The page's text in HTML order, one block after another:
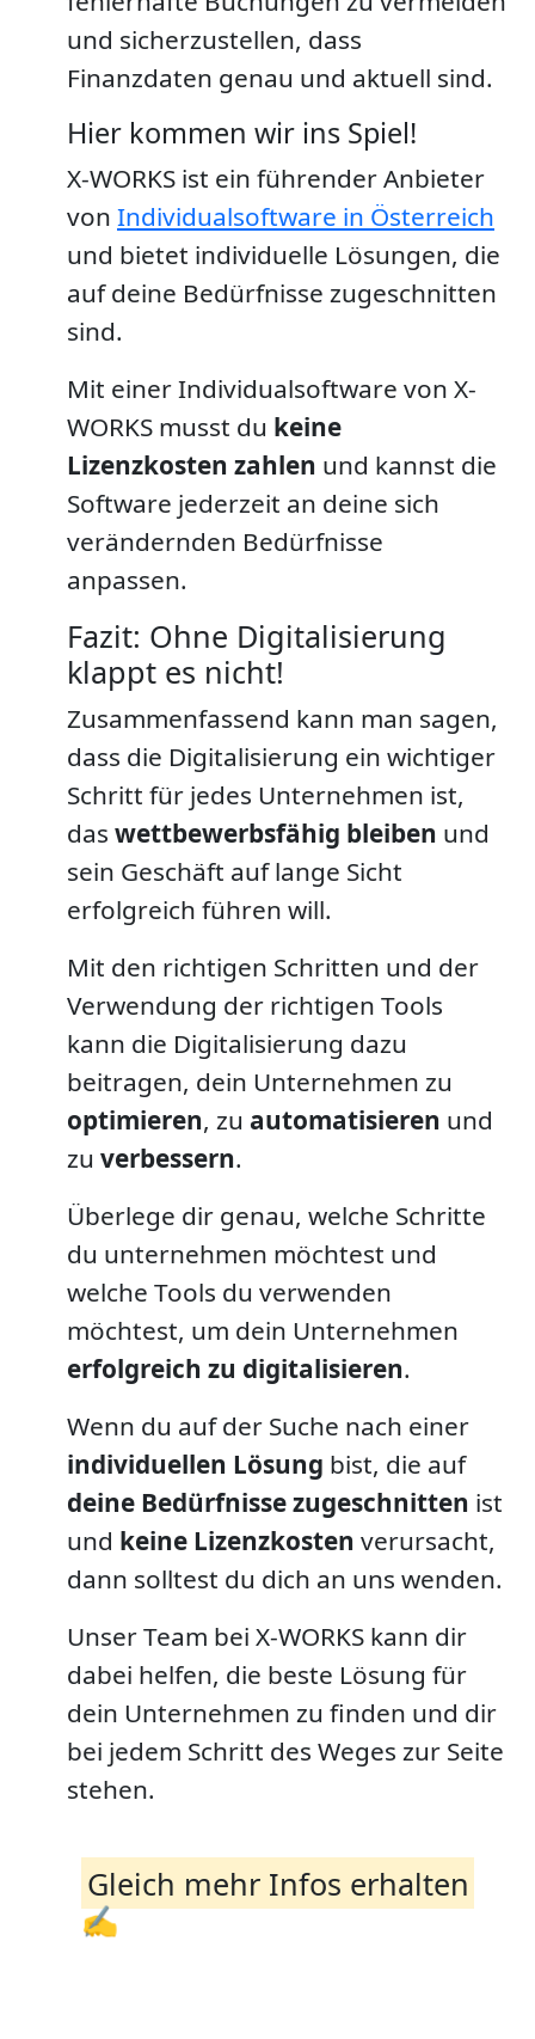
und sicherzustellen, dass
Finanzdaten genau und aktuell sind.
Hier kommen wir ins Spiel!
X-WORKS ist ein führender Anbieter
von Individualsoftware in Österreich
und bietet individuelle Lösungen, die
auf deine Bedürfnisse zugeschnitten
sind.
Mit einer Individualsoftware von X-
WORKS musst du keine
Lizenzkosten zahlen und kannst die
Software jederzeit an deine sich
verändernden Bedürfnisse
anpassen.
Fazit: Ohne Digitalisierung
klappt es nicht!
Zusammenfassend kann man sagen,
dass die Digitalisierung ein wichtiger
Schritt für jedes Unternehmen ist,
das wettbewerbsfähig bleiben und
sein Geschäft auf lange Sicht
erfolgreich führen will.
Mit den richtigen Schritten und der
Verwendung der richtigen Tools
kann die Digitalisierung dazu
beitragen, dein Unternehmen zu
optimieren, zu automatisieren und
zu verbessern.
Überlege dir genau, welche Schritte
du unternehmen möchtest und
welche Tools du verwenden
möchtest, um dein Unternehmen
erfolgreich zu digitalisieren.
Wenn du auf der Suche nach einer
individuellen Lösung bist, die auf
deine Bedürfnisse zugeschnitten ist
und keine Lizenzkosten verursacht,
dann solltest du dich an uns wenden.
Unser Team bei X-WORKS kann dir
dabei helfen, die beste Lösung für
dein Unternehmen zu finden und dir
bei jedem Schritt des Weges zur Seite
stehen.
Gleich mehr Infos erhalten
✍️